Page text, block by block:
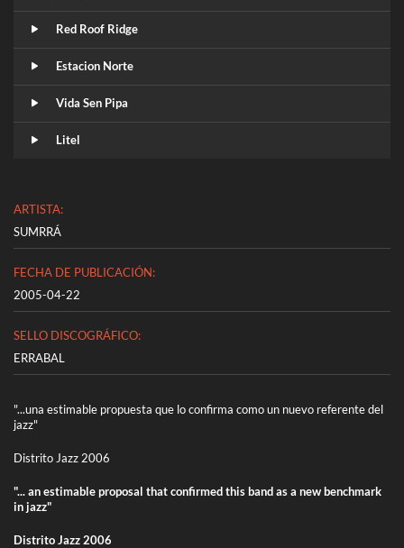
Red Roof Ridge
Estacion Norte
Vida Sen Pipa
Litel
ARTISTA:
SUMRRÁ
FECHA DE PUBLICACIÓN:
2005-04-22
SELLO DISCOGRÁFICO:
ERRABAL
"...una estimable propuesta que lo confirma como un nuevo referente del
jazz"
Distrito Jazz 2006
"... an estimable proposal that confirmed this band as a new benchmark
in jazz"
Distrito Jazz 2006